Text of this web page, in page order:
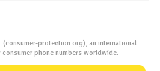
(consumer-protection.org), an international
phone numbers worldwide.